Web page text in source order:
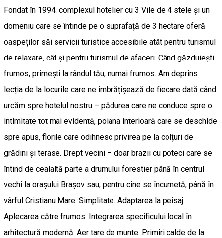
Fondat în 1994, complexul hotelier cu 3 Vile de 4 stele și un
domeniu care se întinde pe o suprafață de 3 hectare oferă
oaspeților săi servicii turistice accesibile atât pentru turismul
de relaxare, cât și pentru turismul de afaceri. Când găzduiești
frumos, primești la rândul tău, numai frumos. Am deprins
lecția de la locurile care ne îmbrățișează de fiecare dată când
urcăm spre hotelul nostru – pădurea care ne conduce spre o
intimitate tot mai evidentă, poiana interioară care se deschide
spre apus, florile care odihnesc privirea pe la colțuri de
grădini și terase. Drept vecini – doar brazii cu poteci care se
întind de cealaltă parte a drumului forestier până în centrul
vechi la orașului Brașov sau, pentru cine se încumetă, până în
vârful Cristianu Mare. Simplitate. Adaptarea la peisaj.
Aplecarea către frumos. Integrarea specificului local în
arhitectură modernă. Aer tare de munte. Primiri calde de la